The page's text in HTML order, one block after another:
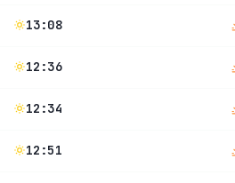
13:08
12:36
12:34
12:51